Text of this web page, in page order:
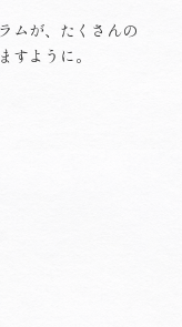
ムが、たくさんの
すように。